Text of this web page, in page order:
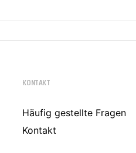
KONTAKT
Häufig gestellte Fragen
Kontakt